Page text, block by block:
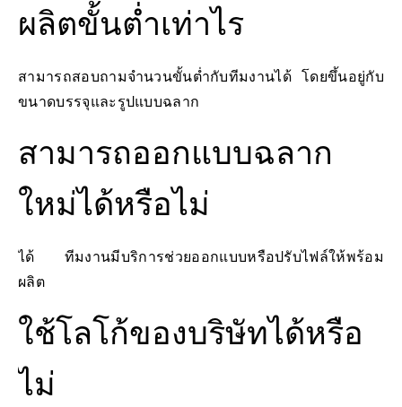
ผลิตขั้นต่ำเท่าไร
สามารถสอบถามจำนวนขั้นต่ำกับทีมงานได้ โดยขึ้นอยู่กับ
ขนาดบรรจุและรูปแบบฉลาก
สามารถออกแบบฉลาก
ใหม่ได้หรือไม่
ได้ ทีมงานมีบริการช่วยออกแบบหรือปรับไฟล์ให้พร้อม
ผลิต
ใช้โลโก้ของบริษัทได้หรือ
ไม่